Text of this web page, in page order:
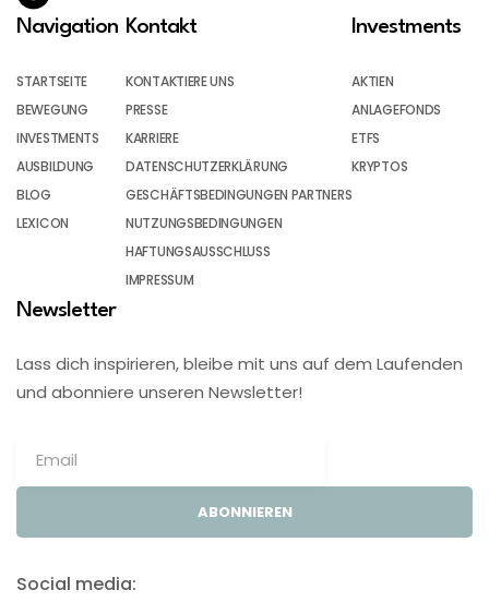
Navigation
STARTSEITE
BEWEGUNG
INVESTMENTS
AUSBILDUNG
BLOG
LEXICON
Kontakt
KONTAKTIERE UNS
PRESSE
KARRIERE
DATENSCHUTZERKLÄRUNG
GESCHÄFTSBEDINGUNGEN PARTNERS
NUTZUNGSBEDINGUNGEN
HAFTUNGSAUSSCHLUSS
IMPRESSUM
Investments
AKTIEN
ANLAGEFONDS
ETFS
KRYPTOS
Newsletter
Lass dich inspirieren, bleibe mit uns auf dem Laufenden
und abonniere unseren Newsletter!
ABONNIEREN
Social media: